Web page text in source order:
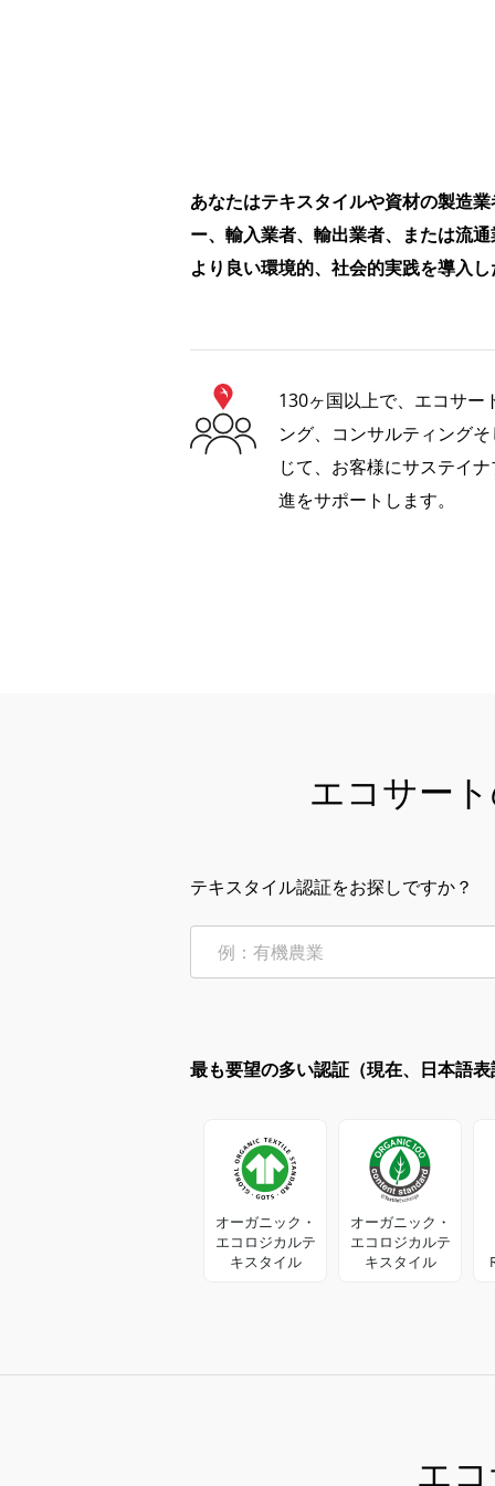
あなたはテキスタイルや資材の製造
ー、輸入業者、輸出業者、または流
より良い環境的、社会的実践を導入
130ヶ国以上で、エコサー
ング、コンサルティング
じて、お客様にサステイ
進をサポートします。
エコサー
テキスタイル認証をお探しですか？
最も要望の多い認証（現在、日本語
オーガニック・
エコロジカルテ
キスタイル
オーガニック・
エコロジカルテ
キスタイル
エ